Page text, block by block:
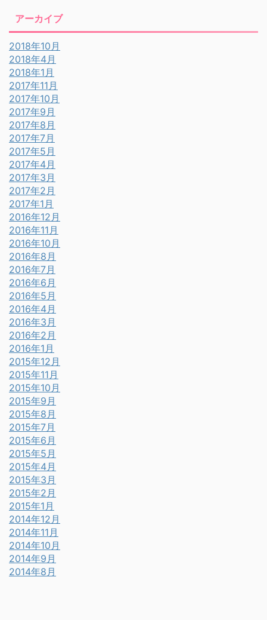
アーカイブ
2018年10月
2018年4月
2018年1月
2017年11月
2017年10月
2017年9月
2017年8月
2017年7月
2017年5月
2017年4月
2017年3月
2017年2月
2017年1月
2016年12月
2016年11月
2016年10月
2016年8月
2016年7月
2016年6月
2016年5月
2016年4月
2016年3月
2016年2月
2016年1月
2015年12月
2015年11月
2015年10月
2015年9月
2015年8月
2015年7月
2015年6月
2015年5月
2015年4月
2015年3月
2015年2月
2015年1月
2014年12月
2014年11月
2014年10月
2014年9月
2014年8月